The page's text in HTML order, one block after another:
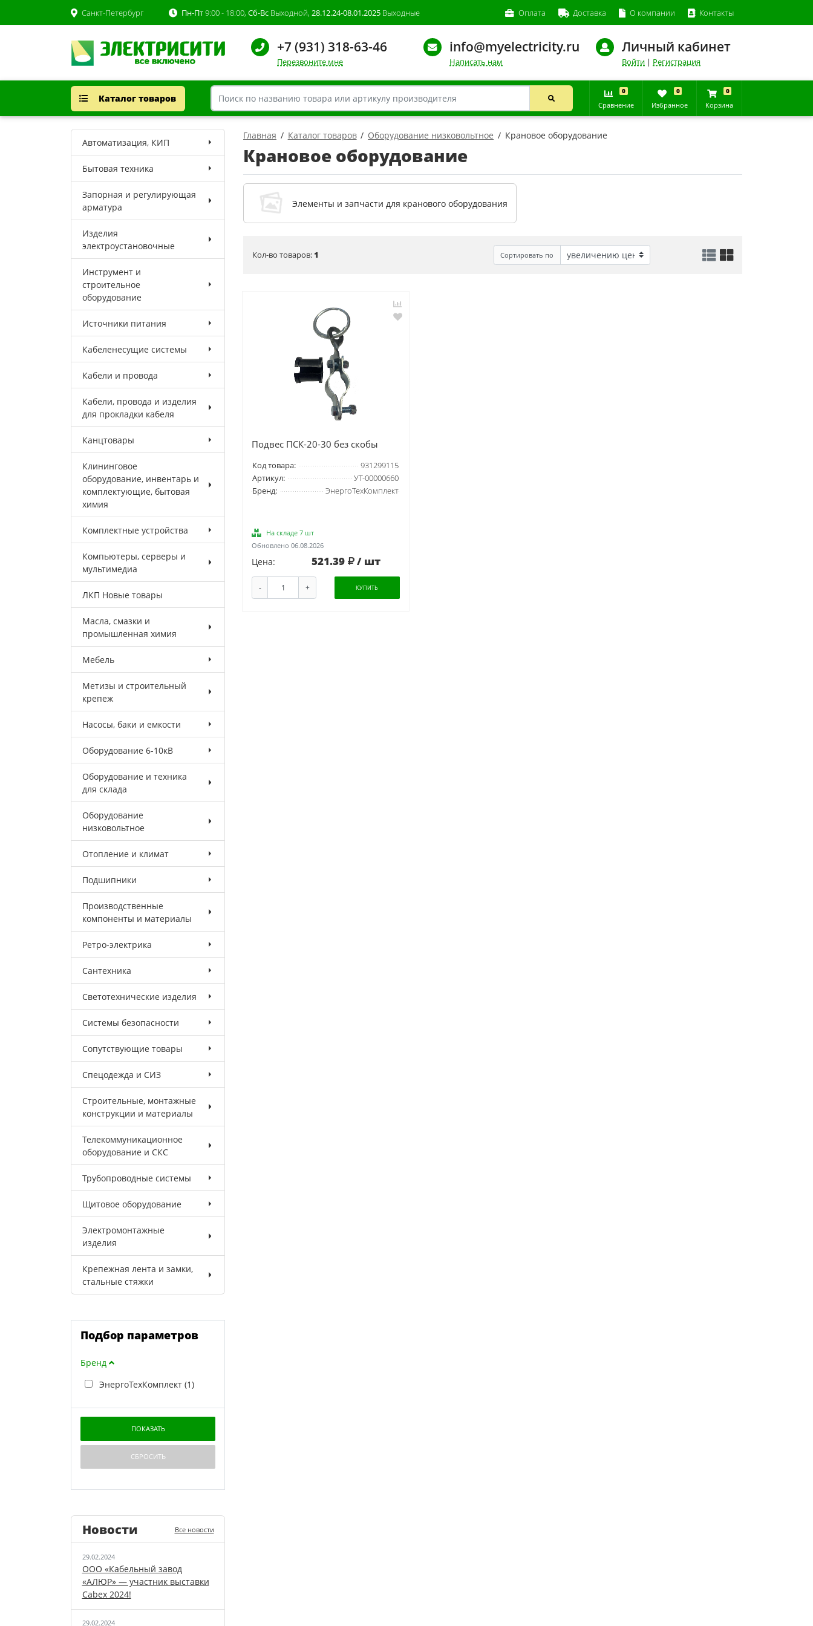
Санкт-Петербург Пн-Пт9:00 - 18:00, Сб-Вс Выходной, 28.12.24-08.01.2025 Выходные Оплата Доставка О компании Контакты
+7 (931) 318-63-46
Перезвоните мне
info@myelectricity.ru
Написать нам
Личный кабинет
Войти | Регистрация
Каталог товаров
0
Сравнение
0
Избранное
0
Корзина
Главная Каталог товаров Оборудование низковольтное Крановое оборудование
Крановое оборудование
Элементы и запчасти для кранового оборудования
Кол-во товаров:1 Сортировать по
Подвес ПСК-20-30 без скобы
Код товара:
931299115
Артикул:
УТ-00000660
Бренд:
ЭнергоТехКомплект
На складе 7 шт
Обновлено 06.08.2026
Цена: 521.39 / шт
- + КУПИТЬ
Автоматизация, КИП
Бытовая техника
Запорная и регулирующая
арматура
Изделия
электроустановочные
Инструмент и
строительное
оборудование
Источники питания
Кабеленесущие системы
Кабели и провода
Кабели, провода и изделия
для прокладки кабеля
Канцтовары
Клининговое
оборудование, инвентарь и
комплектующие, бытовая
химия
Комплектные устройства
Компьютеры, серверы и
мультимедиа
ЛКП Новые товары
Масла, смазки и
промышленная химия
Мебель
Метизы и строительный
крепеж
Насосы, баки и емкости
Оборудование 6-10кВ
Оборудование и техника
для склада
Оборудование
низковольтное
Отопление и климат
Подшипники
Производственные
компоненты и материалы
Ретро-электрика
Сантехника
Светотехнические изделия
Системы безопасности
Сопутствующие товары
Спецодежда и СИЗ
Строительные, монтажные
конструкции и материалы
Телекоммуникационное
оборудование и СКС
Трубопроводные системы
Щитовое оборудование
Электромонтажные
изделия
Крепежная лента и замки,
стальные стяжки
Подбор параметров
Бренд
ЭнергоТехКомплект (1)
Новости Все новости
29.02.2024
ООО «Кабельный завод
«АЛЮР» — участник выставки
Cabex 2024!
29.02.2024